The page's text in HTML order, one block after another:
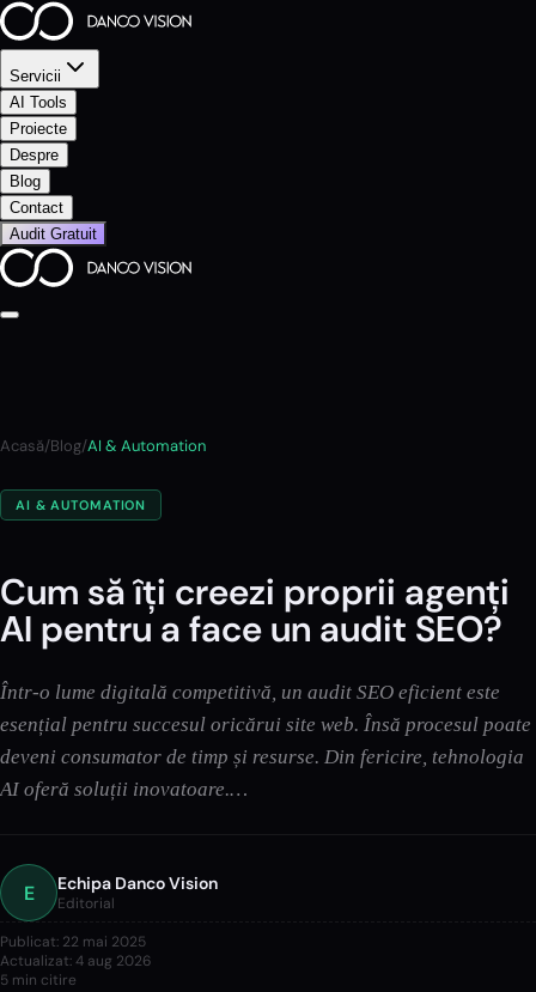
Servicii
AI Tools
Proiecte
Despre
Blog
Contact
Audit Gratuit
Acasă/Blog/AI & Automation
AI & AUTOMATION
Cum să îți creezi proprii agenți
AI pentru a face un audit SEO?
Într-o lume digitală competitivă, un audit SEO eficient este
esențial pentru succesul oricărui site web. Însă procesul poate
deveni consumator de timp și resurse. Din fericire, tehnologia
AI oferă soluții inovatoare.…
E Echipa Danco Vision
Editorial
Publicat: 22 mai 2025
Actualizat:4 aug 2026
5 min citire